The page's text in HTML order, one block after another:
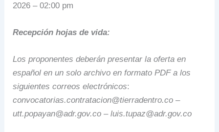
2026 – 02:00 pm
Recepción hojas de vida:
Los proponentes deberán presentar la oferta en
español en un solo archivo en formato PDF a los
siguientes correos electrónicos:
convocatorias.contratacion@tierradentro.co –
utt.popayan@adr.gov.co –luis.tupaz@adr.gov.co